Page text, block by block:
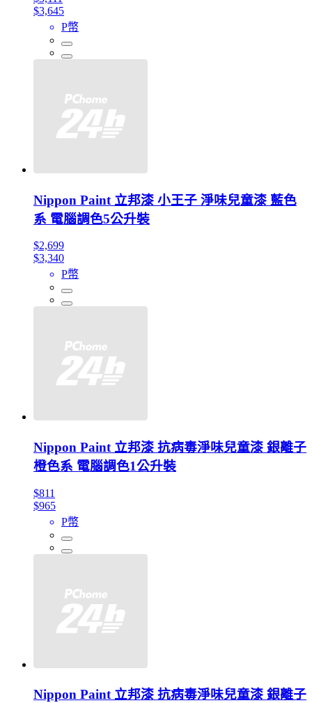
$3,645
P幣
Nippon Paint 立邦漆 小王子 淨味兒童漆 藍色
系 電腦調色5公升裝
$2,699
$3,340
P幣
Nippon Paint 立邦漆 抗病毒淨味兒童漆 銀離子
橙色系 電腦調色1公升裝
$811
$965
P幣
Nippon Paint 立邦漆 抗病毒淨味兒童漆 銀離子